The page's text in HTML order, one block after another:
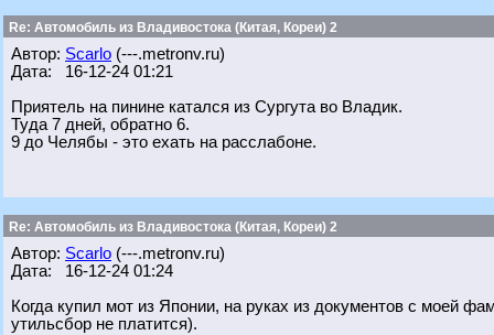
Re: Автомобиль из Владивостока (Китая, Кореи) 2
Автор: Scarlo (---.metronv.ru)
Дата: 16-12-24 01:21
Приятель на пинине катался из Сургута во Владик.
Туда 7 дней, обратно 6.
9 до Челябы - это ехать на расслабоне.
Re: Автомобиль из Владивостока (Китая, Кореи) 2
Автор: Scarlo (---.metronv.ru)
Дата: 16-12-24 01:24
Когда купил мот из Японии, на руках из документов с моей
утильсбор не платится).